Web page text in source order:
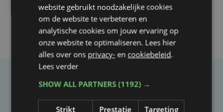
Taalfout opgemerkt?
Heb je een taal- of schrijffout opgemerkt in dit
website gebruikt noodzakelijke cookies
om de website te verbeteren en
analytische cookies om jouw ervaring op
onze website te optimaliseren. Lees hier
alles over ons privacy- en cookiebeleid.
Lees verder
SHOW ALL PARTNERS(1192) →
Strikt
Prestatie Targeting